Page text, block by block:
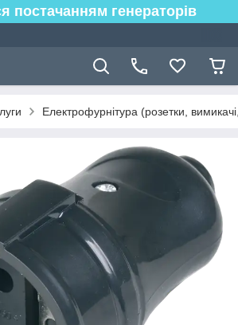
постачанням генераторів
Електрофурнітура (розетки,